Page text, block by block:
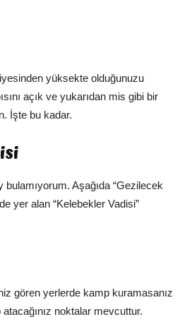
yüksekte olduğunuzu
açık ve yukarıdan mis gibi bir
İşte bu kadar.
Aşağıda “Gezilecek
yer alan “Kelebekler Vadisi”
gören yerlerde kamp kuramasanız
noktalar mevcuttur.